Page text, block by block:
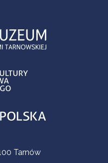
Tarnów